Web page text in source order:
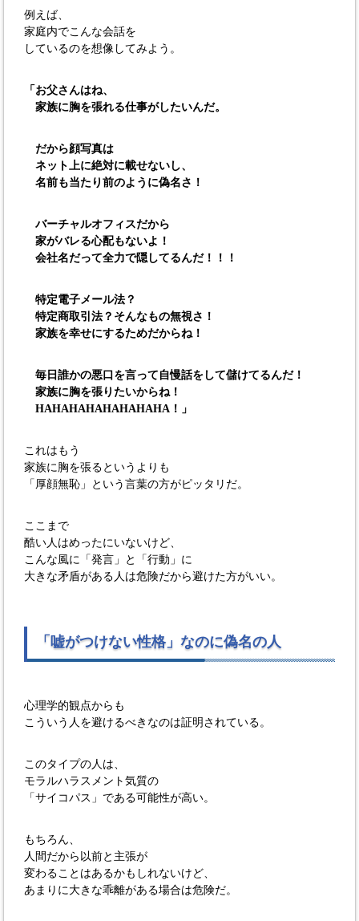
例えば、
家庭内でこんな会話を
しているのを想像してみよう。
「お父さんはね、
家族に胸を張れる仕事がしたいんだ。
だから顔写真は
ネット上に絶対に載せないし、
名前も当たり前のように偽名さ！
バーチャルオフィスだから
家がバレる心配もないよ！
会社名だって全力で隠してるんだ！！！
特定電子メール法？
特定商取引法？そんなもの無視さ！
家族を幸せにするためだからね！
毎日誰かの悪口を言って自慢話をして儲けてるんだ！
家族に胸を張りたいからね！
HAHAHAHAHAHAHAHA！」
これはもう
家族に胸を張るというよりも
「厚顔無恥」という言葉の方がピッタリだ。
ここまで
酷い人はめったにいないけど、
こんな風に「発言」と「行動」に
大きな矛盾がある人は危険だから避けた方がいい。
「嘘がつけない性格」なのに偽名の人
心理学的観点からも
こういう人を避けるべきなのは証明されている。
このタイプの人は、
モラルハラスメント気質の
「サイコパス」である可能性が高い。
もちろん、
人間だから以前と主張が
変わることはあるかもしれないけど、
あまりに大きな乖離がある場合は危険だ。